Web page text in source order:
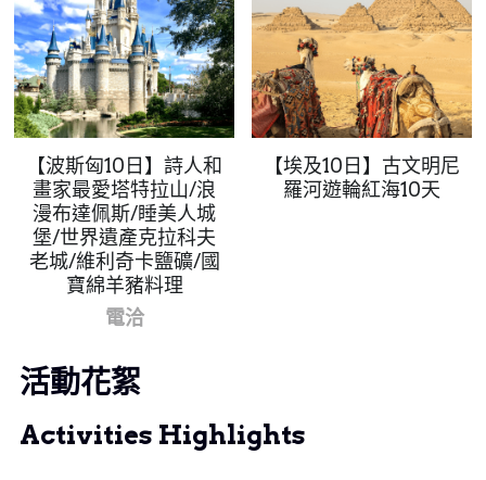
【波斯匈10日】詩人和
畫家最愛塔特拉山/浪
漫布達佩斯/睡美人城
堡/世界遺產克拉科夫
老城/維利奇卡鹽礦/國
寶綿羊豬料理
電洽
【埃及10日】古文明尼
羅河遊輪紅海10天
活動花絮
Activities Highlights